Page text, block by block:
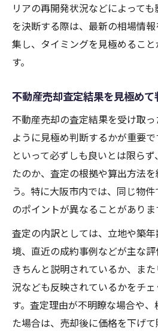
リアの再開発状況などによって
を決断する際は、最新の相場情
集し、タイミングを見極めるこ
す。
不動産売却査定結果を見極め
不動産売却の査定結果を受け取
ように見極め判断するかが重要
といって必ずしも良いとは限ら
たのか、査定の根拠や算出方法
う。特に大阪市内では、同じ物
のポイントが異なることがありま
査定の内訳としては、立地や築
境、直近の成約事例などが主な
きちんと説明されているか、ま
況なども反映されているかをチ
す。査定理由が不明瞭な場合や
た場合は、売却後に価格を下げ